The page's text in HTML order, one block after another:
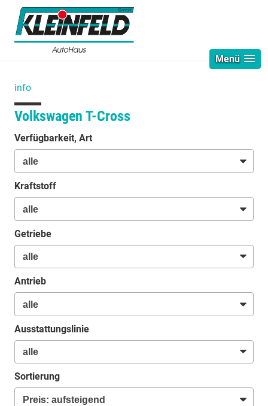
Menü
info
Volkswagen T-Cross
Verfügbarkeit, Art
Kraftstoff
Getriebe
Antrieb
Ausstattungslinie
Sortierung